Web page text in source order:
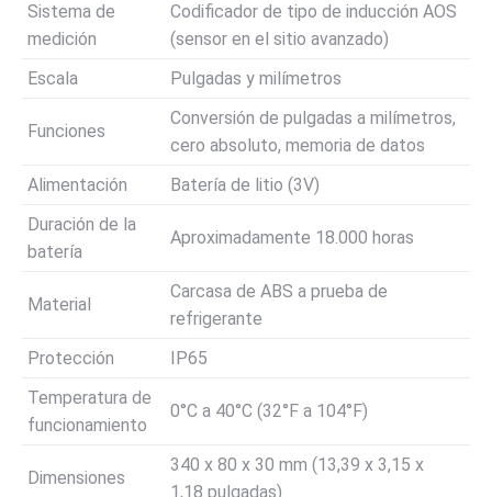
Sistema de
medición
Codificador de tipo de inducción AOS
(sensor en el sitio avanzado)
Escala
Pulgadas y milímetros
Funciones
Conversión de pulgadas a milímetros,
cero absoluto, memoria de datos
Alimentación
Batería de litio (3V)
Duración de la
batería
Aproximadamente 18.000 horas
Material
Carcasa de ABS a prueba de
refrigerante
Protección
IP65
Temperatura de
funcionamiento
0°C a 40°C (32°F a 104°F)
Dimensiones
340 x 80 x 30 mm (13,39 x 3,15 x
1,18 pulgadas)